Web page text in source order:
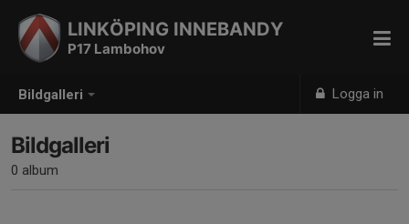
Bildgalleri Logga in
LINKÖPING INNEBANDY
P17 Lambohov
Bildgalleri
0 album